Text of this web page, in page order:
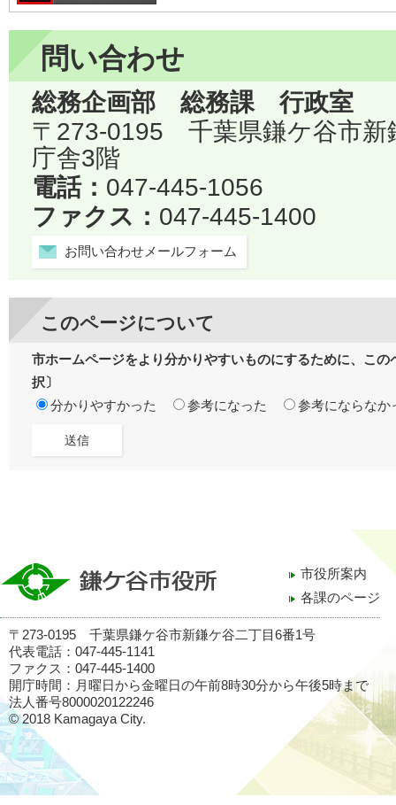
問い合わせ
総務企画部 総務課 行政室
〒273-0195 千葉県鎌ケ谷市
庁舎3階
電話： 047-445-1056
ファクス： 047-445-1400
お問い合わせメールフォーム
このページについて
市ホームページをより分かりやすいものにするために、こ
択〕
分かりやすかった
参考になった 参考にならなか
市役所案内
各課のページ
〒273-0195 千葉県鎌ケ谷市新鎌ケ谷二丁目6番1号
代表電話：047-445-1141
ファクス：047-445-1400
開庁時間：月曜日から金曜日の午前8時30分から午後5時まで
法人番号8000020122246
© 2018 Kamagaya City.